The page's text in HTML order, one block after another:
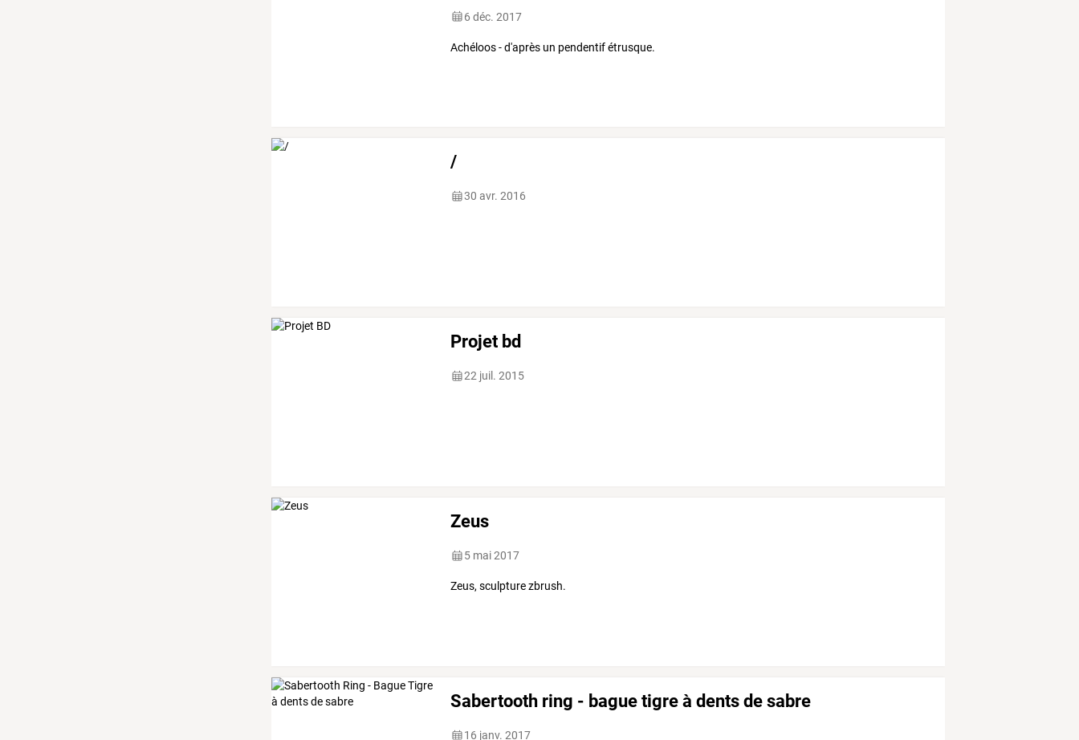
6 déc. 2017
Achéloos - d'après un pendentif étrusque.
/
30 avr. 2016
Projet bd
22 juil. 2015
Zeus
5 mai 2017
Zeus, sculpture zbrush.
Sabertooth ring - bague tigre à dents de sabre
16 janv. 2017